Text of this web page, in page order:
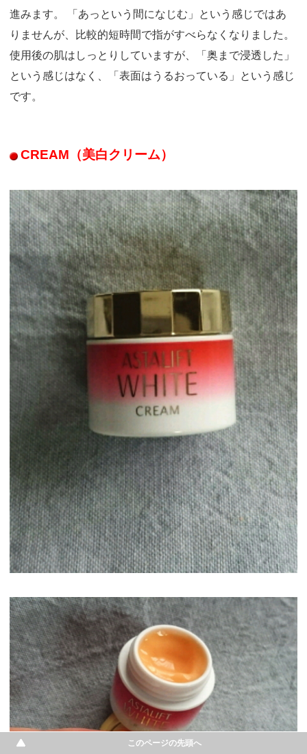
進みます。 「あっという間になじむ」という感じではあ
りませんが、比較的短時間で指がすべらなくなりました。
使用後の肌はしっとりしていますが、「奥まで浸透した」
という感じはなく、「表面はうるおっている」という感じ
です。
CREAM（美白クリーム）
このページの先頭へ